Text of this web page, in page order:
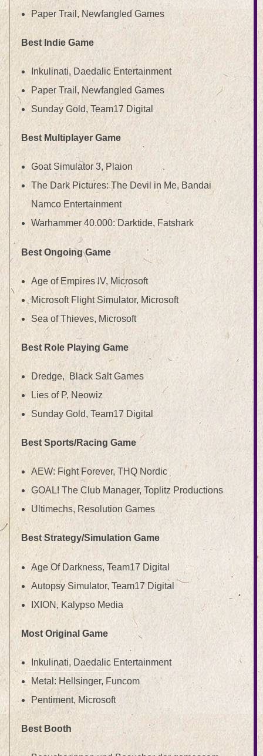
Paper Trail, Newfangled Games
Best Indie Game
Inkulinati, Daedalic Entertainment
Paper Trail, Newfangled Games
Sunday Gold, Team17 Digital
Best Multiplayer Game
Goat Simulator 3, Plaion
The Dark Pictures: The Devil in Me, Bandai
Namco Entertainment
Warhammer 40.000: Darktide, Fatshark
Best Ongoing Game
Age of Empires IV, Microsoft
Microsoft Flight Simulator, Microsoft
Sea of Thieves, Microsoft
Best Role Playing Game
Dredge, Black Salt Games
Lies of P, Neowiz
Sunday Gold, Team17 Digital
Best Sports/Racing Game
AEW: Fight Forever, THQ Nordic
GOAL! The Club Manager, Toplitz Productions
Ultimechs, Resolution Games
Best Strategy/Simulation Game
Age Of Darkness, Team17 Digital
Autopsy Simulator, Team17 Digital
IXION, Kalypso Media
Most Original Game
Inkulinati, Daedalic Entertainment
Metal: Hellsinger, Funcom
Pentiment, Microsoft
Best Booth